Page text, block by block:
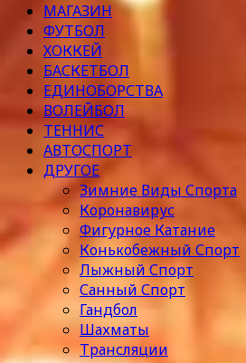
МАГАЗИН
ФУТБОЛ
ХОККЕЙ
БАСКЕТБОЛ
ЕДИНОБОРСТВА
ВОЛЕЙБОЛ
ТЕННИС
АВТОСПОРТ
ДРУГОЕ
Зимние Виды Спорта
Коронавирус
Фигурное Катание
Конькобежный Спорт
Лыжный Спорт
Санный Спорт
Гандбол
Шахматы
Трансляции